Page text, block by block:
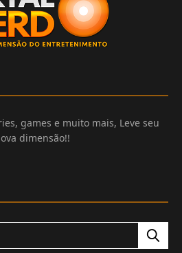
games e muito mais, Leve seu
dimensão!!